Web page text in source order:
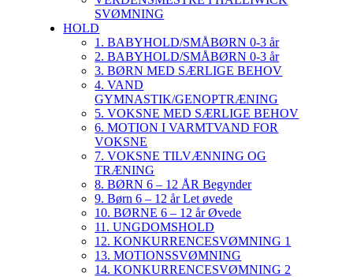
SVØMNING
HOLD
1. BABYHOLD/SMÅBØRN 0-3 år
2. BABYHOLD/SMÅBØRN 0-3 år
3. BØRN MED SÆRLIGE BEHOV
4. VAND
GYMNASTIK/GENOPTRÆNING
5. VOKSNE MED SÆRLIGE BEHOV
6. MOTION I VARMTVAND FOR
VOKSNE
7. VOKSNE TILVÆNNING OG
TRÆNING
8. BØRN 6 – 12 ÅR Begynder
9. Børn 6 – 12 år Let øvede
10. BØRNE 6 – 12 år Øvede
11. UNGDOMSHOLD
12. KONKURRENCESVØMNING 1
13. MOTIONSSVØMNING
14. KONKURRENCESVØMNING 2